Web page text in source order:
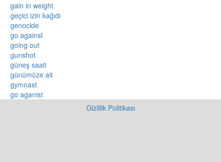
gain in weight
geçici izin kağıdı
genocide
go against
going out
gunshot
güneş saati
günümüze ait
gymnast
go aganist
Gizlilik Politikası